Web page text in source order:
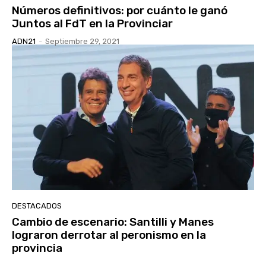
Números definitivos: por cuánto le ganó
Juntos al FdT en la Provinciar
ADN21 - Septiembre 29, 2021
DESTACADOS
Cambio de escenario: Santilli y Manes
lograron derrotar al peronismo en la
provincia